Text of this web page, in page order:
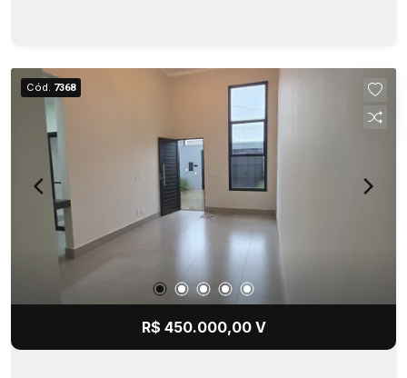
Cód. 7368
R$ 450.000,00 V